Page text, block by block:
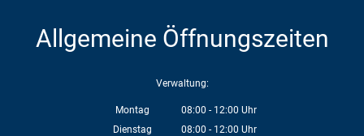
Allgemeine Öffnungszeiten
Verwaltung:
Montag 08:00 - 12:00 Uhr
Von 08:00 bis 12:00 Uhr
Dienstag 08:00 - 12:00 Uhr